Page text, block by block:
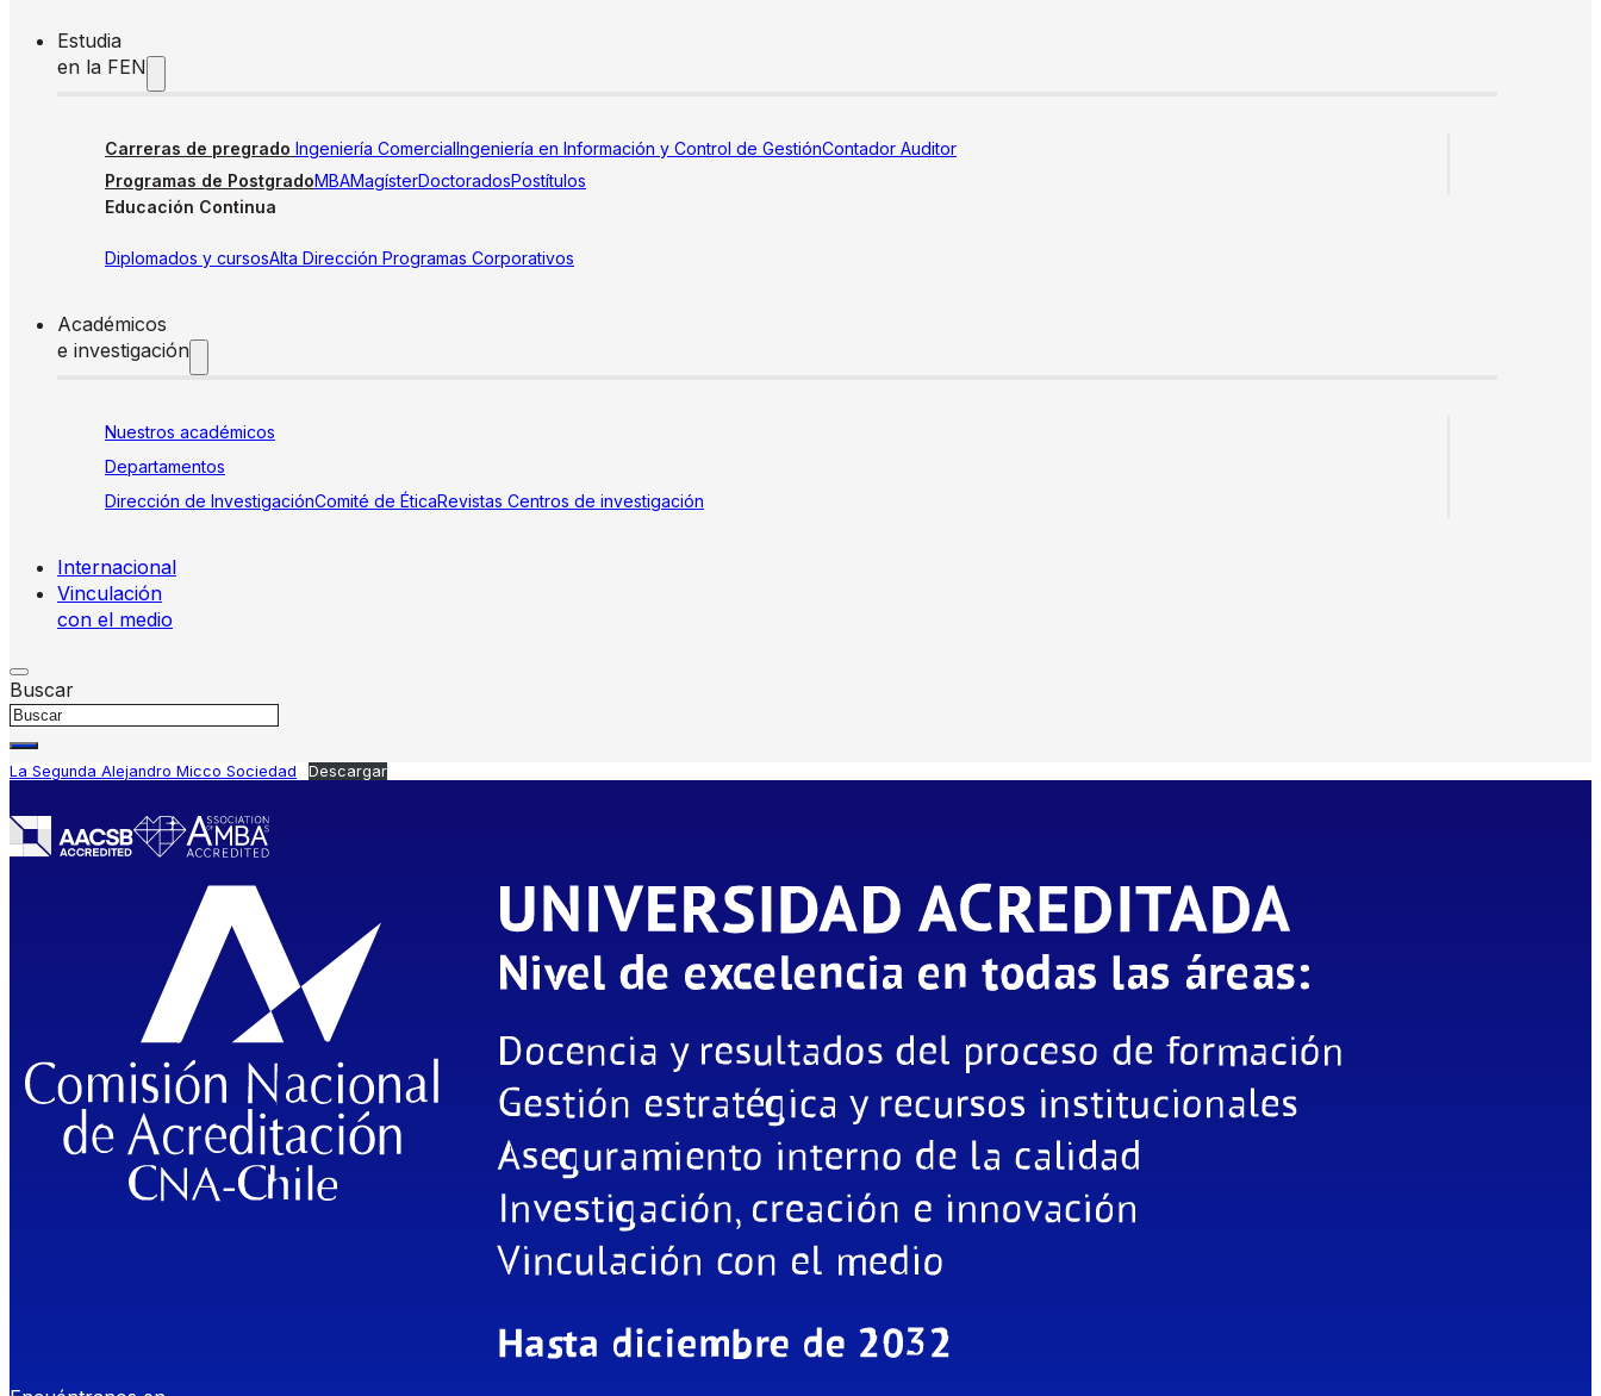
Estudia
en la FEN
Carreras de pregrado Ingeniería ComercialIngeniería en Información y Control de GestiónContador Auditor
Programas de PostgradoMBAMagísterDoctoradosPostítulos
Educación Continua
Diplomados y cursosAlta Dirección Programas Corporativos
Académicos
e investigación
Nuestros académicos
Departamentos
Dirección de InvestigaciónComité de ÉticaRevistas Centros de investigación
Internacional
Vinculación
con el medio
Buscar
La Segunda Alejandro Micco Sociedad Descargar